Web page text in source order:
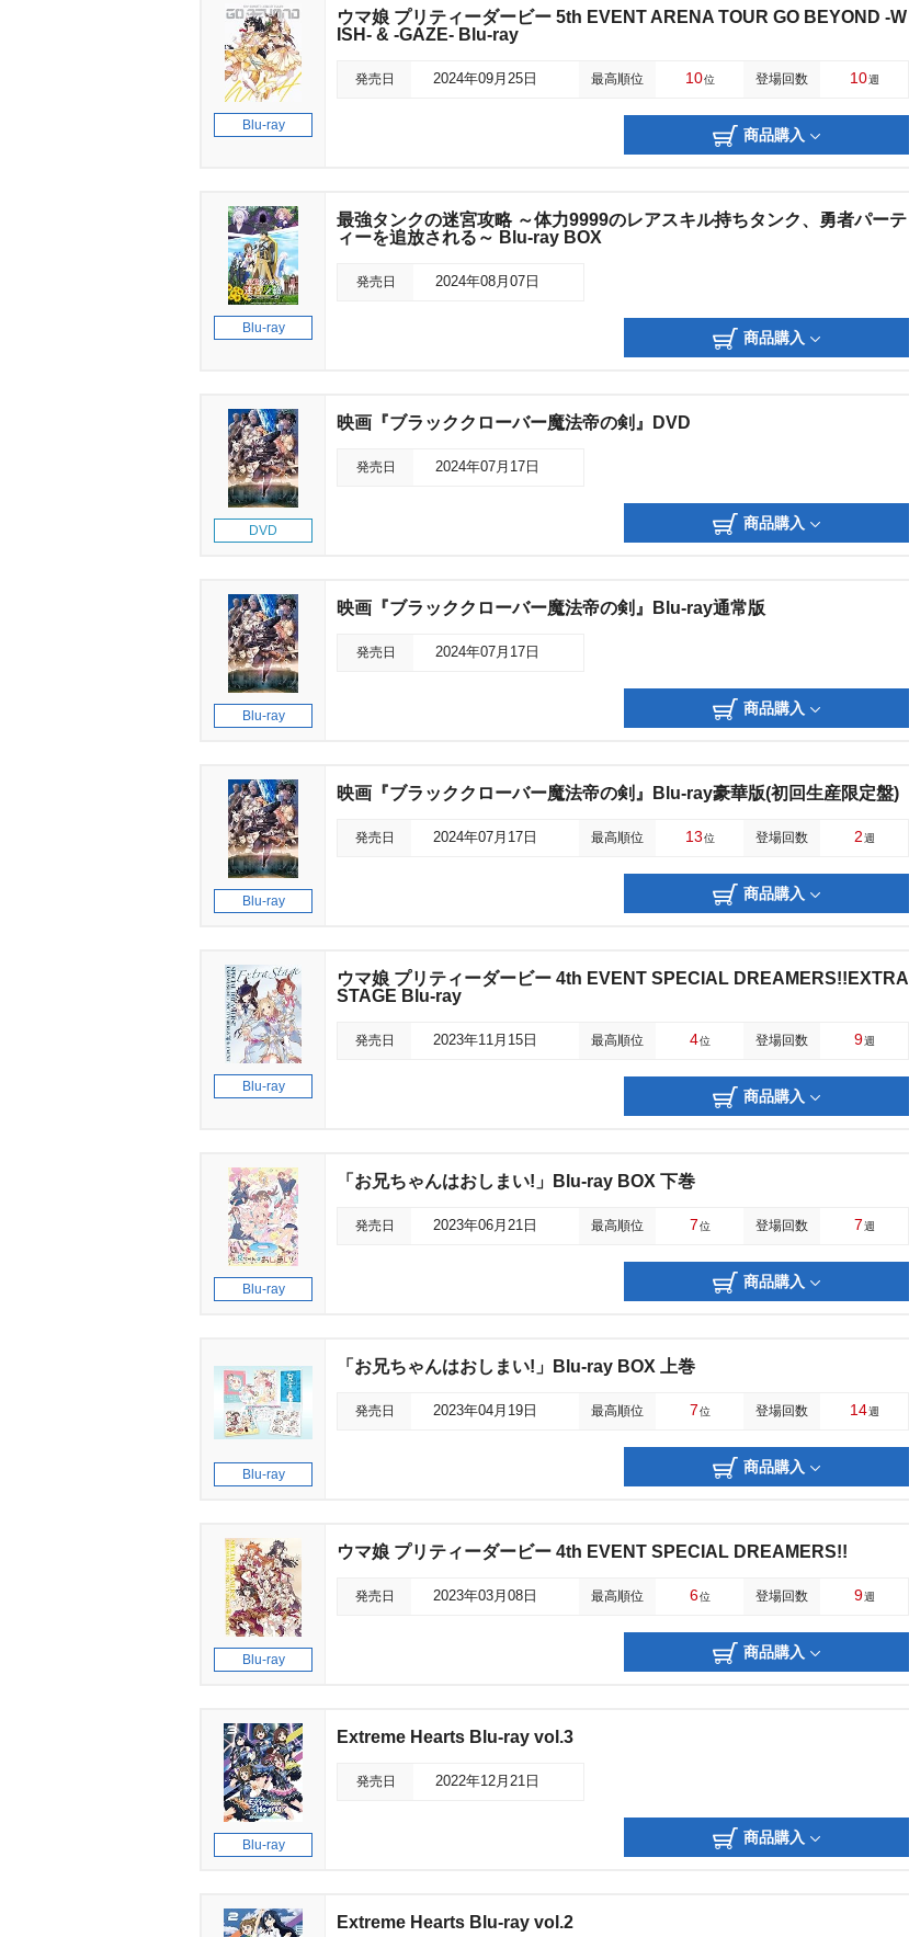
Blu-ray
ウマ娘 プリティーダービー 5th EVENT ARENA TOUR GO BEYOND -W
ISH- & -GAZE- Blu-ray
発売日 2024年09月25日 最高順位 10位 登場回数 10週
商品購入
Blu-ray
最強タンクの迷宮攻略 ～体力9999のレアスキル持ちタンク、勇者パーテ
ィーを追放される～ Blu-ray BOX
発売日 2024年08月07日
商品購入
DVD
映画『ブラッククローバー魔法帝の剣』DVD
発売日 2024年07月17日
商品購入
Blu-ray
映画『ブラッククローバー魔法帝の剣』Blu-ray通常版
発売日 2024年07月17日
商品購入
Blu-ray
映画『ブラッククローバー魔法帝の剣』Blu-ray豪華版(初回生産限定盤)
発売日 2024年07月17日 最高順位 13位 登場回数 2週
商品購入
Blu-ray
ウマ娘 プリティーダービー 4th EVENT SPECIAL DREAMERS!!EXTRA
STAGE Blu-ray
発売日 2023年11月15日 最高順位 4位 登場回数 9週
商品購入
Blu-ray
「お兄ちゃんはおしまい!」Blu-ray BOX 下巻
発売日 2023年06月21日 最高順位 7位 登場回数 7週
商品購入
Blu-ray
「お兄ちゃんはおしまい!」Blu-ray BOX 上巻
発売日 2023年04月19日 最高順位 7位 登場回数 14週
商品購入
Blu-ray
ウマ娘 プリティーダービー 4th EVENT SPECIAL DREAMERS!!
発売日 2023年03月08日 最高順位 6位 登場回数 9週
商品購入
Blu-ray
Extreme Hearts Blu-ray vol.3
発売日 2022年12月21日
商品購入
Extreme Hearts Blu-ray vol.2